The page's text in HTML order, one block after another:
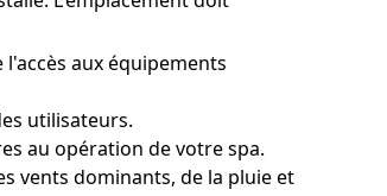
aux équipements
utilisateurs.
au opération de votre spa.
vents dominants, de la pluie et